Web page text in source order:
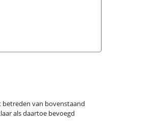
betreden van bovenstaand
als daartoe bevoegd